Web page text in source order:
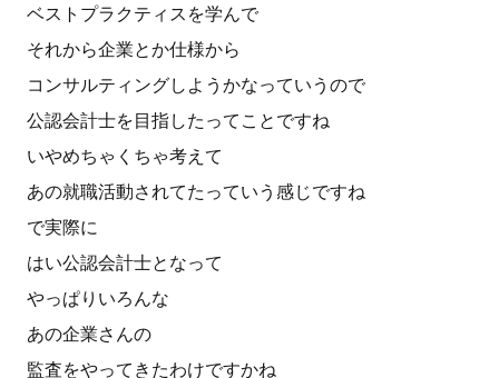
ベストプラクティスを学んで
それから企業とか仕様から
コンサルティングしようかなっていうので
公認会計士を目指したってことですね
いやめちゃくちゃ考えて
あの就職活動されてたっていう感じですね
で実際に
はい公認会計士となって
やっぱりいろんな
あの企業さんの
監査をやってきたわけですかね